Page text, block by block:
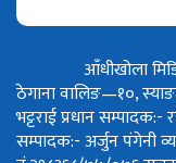
आँधीखोला
ठेगाना वालिङ—१०,
भट्टराईप्रधान सम्पादक:-
सम्पादक:- अर्जुन पंगेनी